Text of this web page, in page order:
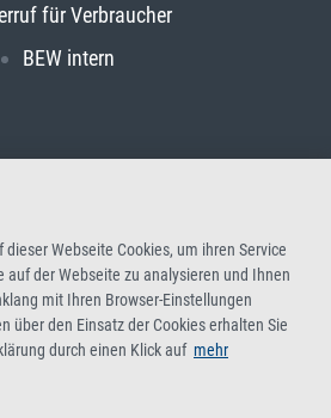
für Verbraucher
BEW intern
dieser Webseite Cookies, um ihren Service
auf der Webseite zu analysieren und Ihnen
mit Ihren Browser-Einstellungen
über den Einsatz der Cookies erhalten Sie
durch einen Klick auf mehr